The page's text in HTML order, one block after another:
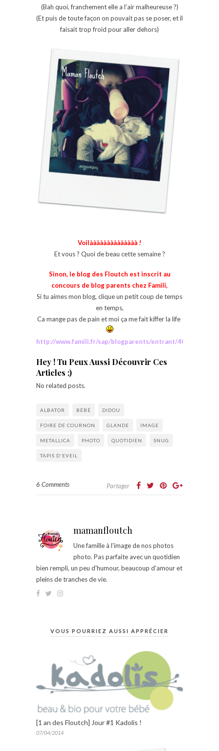
(Bah quoi, franchement elle a l’air malheureuse ?)
(Et puis de toute façon on pouvait pas se poser, et il
faisait trop froid pour aller dehors)
Voilàààààààààààààà !
Et vous ? Quoi de beau cette semaine ?
Sinon, le blog des Floutch est inscrit au
concours de blog parents chez Famili,
Si tu aimes mon blog, clique un petit coup de temps
en temps,
Ca mange pas de pain et moi ça me fait kiffer la life
http://www.famili.fr/sap/blogparents/entrant/409327
Hey ! Tu Peux Aussi Découvrir Ces
Articles ;)
No related posts.
ALBATOR BÉBÉ DIDOU
FOIRE DE COURNON GLANDE IMAGE
METALLICA PHOTO QUOTIDIEN SNUG
TAPIS D'EVEIL
6 Comments Partager
mamanfloutch
Une famille à l'image de nos photos
photo. Pas parfaite avec un quotidien
bien rempli, un peu d'humour, beaucoup d'amour et
pleins de tranches de vie.
VOUS POURRIEZ AUSSI APPRÉCIER
[1 an des Floutch] Jour #1 Kadolis !
07/04/2014